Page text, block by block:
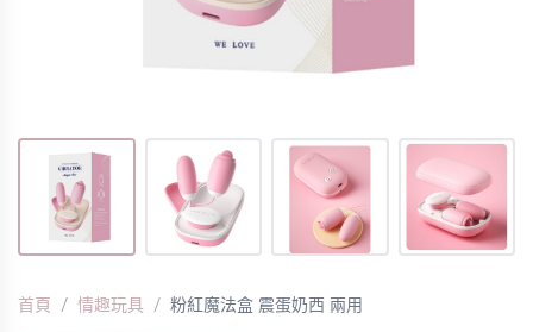
首頁 情趣玩具 粉紅魔法盒 震蛋奶西 兩用